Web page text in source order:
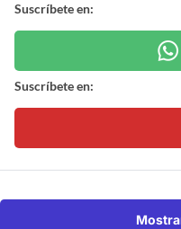
Suscríbete en:
Suscríbete en: